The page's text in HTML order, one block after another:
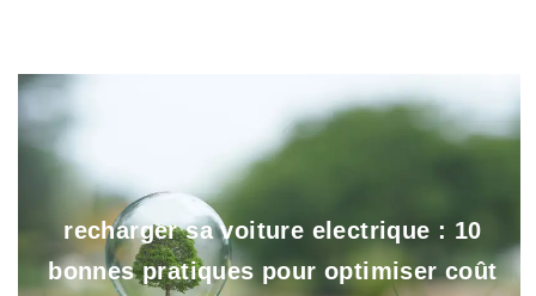
recharger sa voiture electrique : 10
bonnes pratiques pour optimiser coût